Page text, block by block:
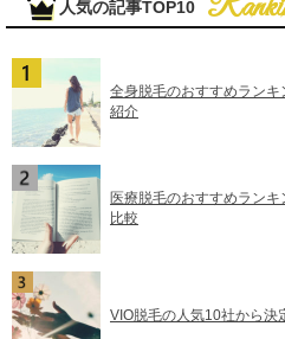
人気の記事TOP10
全身脱毛のおすすめラン
紹介
医療脱毛のおすすめラン
比較
VIO脱毛の人気10社から決